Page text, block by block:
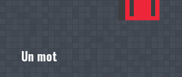
Un mot